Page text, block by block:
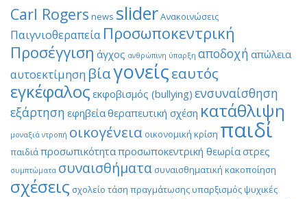
Carl Rogers news sliderΑνακοινώσεις
Παιγνιοθεραπεία Προσωποκεντρική
Προσέγγιση άγχος ανθρώπινη ύπαρξη αποδοχή απώλεια
αυτοεκτίμηση βίαγονείςεαυτός
εγκέφαλος εκφοβισμός (bullying) ενσυναίσθηση
εξάρτηση εφηβείαθεραπευτική σχέση κατάθλιψη
μοναξιά ντροπή οικογένεια οικονομική κρίση παιδί
παιδιάπροσωπικότηταπροσωποκεντρική θεωρίαστρες
συμπτώματα συναισθήματασυναισθηματική κακοποίηση
σχέσεις σχολείο τάση πραγμάτωσηςυπαρξισμόςψυχικές